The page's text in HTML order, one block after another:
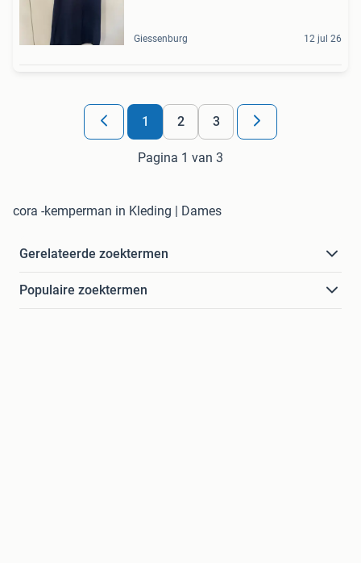
Giessenburg 12 jul 26
1 2 3
Pagina 1 van 3
cora -kemperman in Kleding | Dames
Gerelateerde zoektermen
Populaire zoektermen